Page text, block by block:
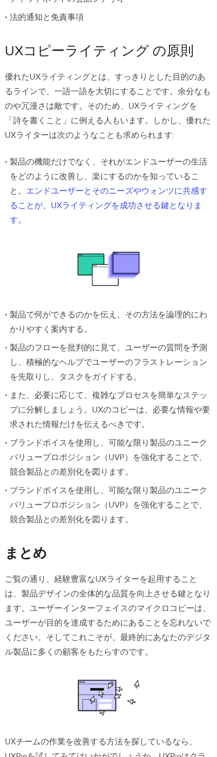
法的通知と免責事項
UXコピーライティング の原則
優れたUXライティングとは、すっきりとした目的のあ
るラインで、一語一語を大切にすることです。余分なも
のや冗漫さは敵です。そのため、UXライティングを
「詩を書くこと」に例える人もいます。しかし、優れた
UXライターは次のようなことも求められます:
製品の機能だけでなく、それがエンドユーザーの生活
をどのように改善し、楽にするのかを知っているこ
と。 エンドユーザーとそのニーズやウォンツに共感す
ることが、UXライティングを成功させる鍵となりま
す。
製品で何ができるのかを伝え、その方法を論理的にわ
かりやすく案内する。
製品のフローを批判的に見て、ユーザーの質問を予測
し、積極的なヘルプでユーザーのフラストレーション
を先取りし、タスクをガイドする。
また、必要に応じて、複雑なプロセスを簡単なステッ
プに分解しましょう。UXのコピーは、必要な情報や要
求された情報だけを伝えるべきです。
ブランドボイスを使用し、可能な限り製品のユニーク
バリュープロポジション（UVP）を強化することで、
競合製品との差別化を図ります。
ブランドボイスを使用し、可能な限り製品のユニーク
バリュープロポジション（UVP）を強化することで、
競合製品との差別化を図ります。
まとめ
ご覧の通り、経験豊富なUXライターを起用すること
は、製品デザインの全体的な品質を向上させる鍵となり
ます。ユーザーインターフェイスのマイクロコピーは、
ユーザーが目的を達成するためにあることを忘れないで
ください。そしてこれこそが、最終的にあなたのデジタ
ル製品に多くの顧客をもたらすのです。
UXチームの作業を改善する方法を探しているなら、